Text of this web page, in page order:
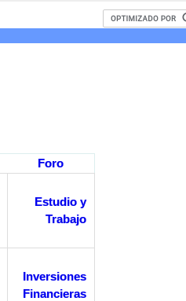
Foro
Estudio y
Trabajo
Inversiones
Financieras